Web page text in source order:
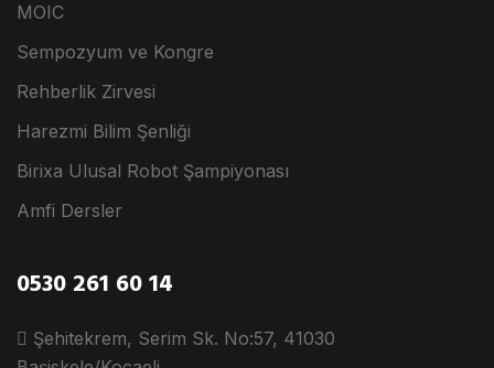
MOIC
Sempozyum ve Kongre
Rehberlik Zirvesi
Harezmi Bilim Şenliği
Birixa Ulusal Robot Şampiyonası
Amfi Dersler
0530 261 60 14
Şehitekrem, Serim Sk. No:57, 41030